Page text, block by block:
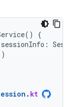
()
{
sessionInfo :
. kt